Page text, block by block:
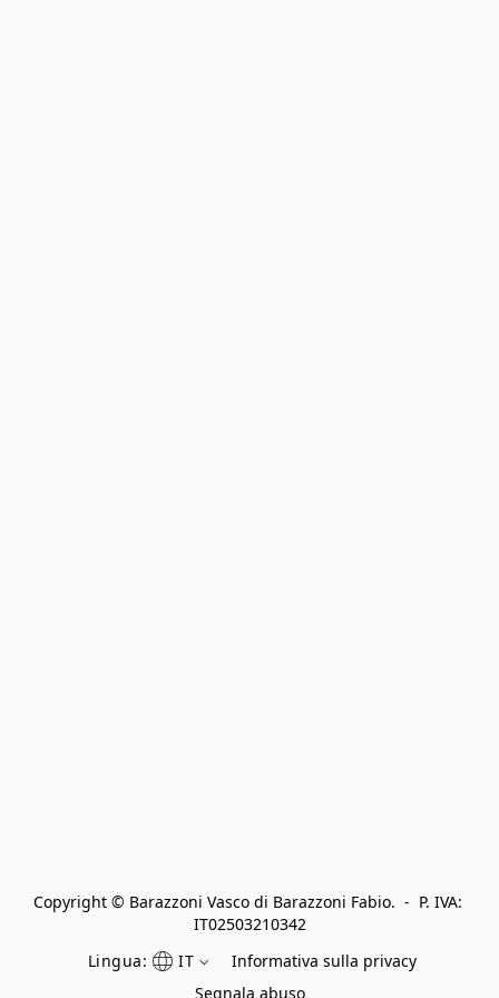
Copyright © Barazzoni Vasco di Barazzoni Fabio.  -  P. IVA:
IT02503210342
Lingua:
IT
Informativa sulla privacy
Segnala abuso